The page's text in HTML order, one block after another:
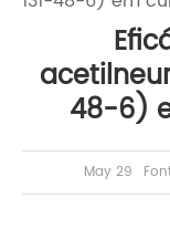
48-6)
May 29